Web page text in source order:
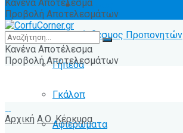
Ειδήσεις
Σύνδεσμος Προπονητών
Γήπεδα
Γκάλοπ
Αφιερώματα
Κανένα Αποτέλεσμα
Προβολή Αποτελεσμάτων
Κανένα Αποτέλεσμα
Προβολή Αποτελεσμάτων
Αρχική Α.Ο. Κέρκυρα